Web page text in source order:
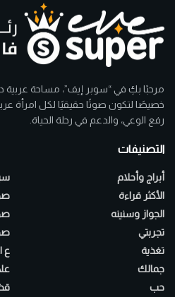
مرحبًا بكِ في “سوبر إيف”، مساحة عربية
خصيصًا لتكون صوتًا حقيقيًا لكل امرأة
رفع الوعي، والدعم في رحلة الحياة.
التصنيفات
أبراج وأحلام
الأكثر قراءة
الجواز وسنينه
تجربتي
تغذية
جمالك
حب
ع